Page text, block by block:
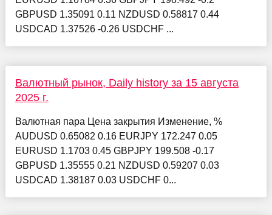
GBPUSD 1.35091 0.11 NZDUSD 0.58817 0.44
USDCAD 1.37526 -0.26 USDCHF ...
Валютный рынок, Daily history за 15 августа
2025 г.
Валютная пара Цена закрытия Изменение, %
AUDUSD 0.65082 0.16 EURJPY 172.247 0.05
EURUSD 1.1703 0.45 GBPJPY 199.508 -0.17
GBPUSD 1.35555 0.21 NZDUSD 0.59207 0.03
USDCAD 1.38187 0.03 USDCHF 0...